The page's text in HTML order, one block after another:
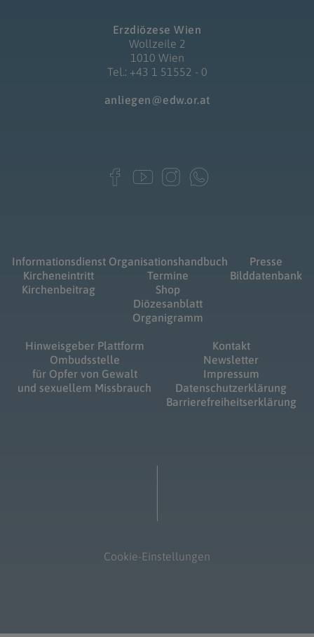
Erzdiözese Wien
Wollzeile 2
1010 Wien
Tel.: +43 1 51552 - 0
anliegen@edw.or.at
Informationsdienst
Kircheneintritt
Kirchenbeitrag
Organisationshandbuch
Termine
Shop
Diözesanblatt
Organigramm
Presse
Bilddatenbank
Hinweisgeber Plattform
Ombudsstelle
für Opfer von Gewalt
und sexuellem Missbrauch
Kontakt
Newsletter
Impressum
Datenschutzerklärung
Barrierefreiheitserklärung
Cookie-Einstellungen